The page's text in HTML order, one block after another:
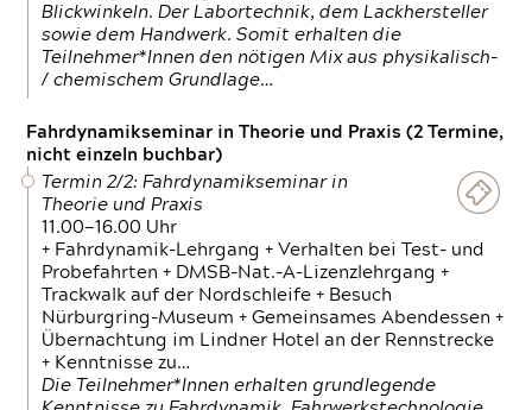
Blickwinkeln. Der Labortechnik, dem Lackhersteller
sowie dem Handwerk. Somit erhalten die
Teilnehmer*Innen den nötigen Mix aus physikalisch-
/ chemischem Grundlage…
Fahrdynamikseminar in Theorie und Praxis (2 Termine,
nicht einzeln buchbar)
Termin 2/2: Fahrdynamikseminar in
Theorie und Praxis
11.00—16.00 Uhr
+ Fahrdynamik-Lehrgang + Verhalten bei Test- und
Probefahrten + DMSB-Nat.-A-Lizenzlehrgang +
Trackwalk auf der Nordschleife + Besuch
Nürburgring-Museum + Gemeinsames Abendessen +
Übernachtung im Lindner Hotel an der Rennstrecke
+ Kenntnisse zu…
Die Teilnehmer*Innen erhalten grundlegende